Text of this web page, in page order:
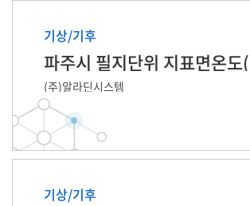
기상/기후
(주)알라딘시스템
기상/기후